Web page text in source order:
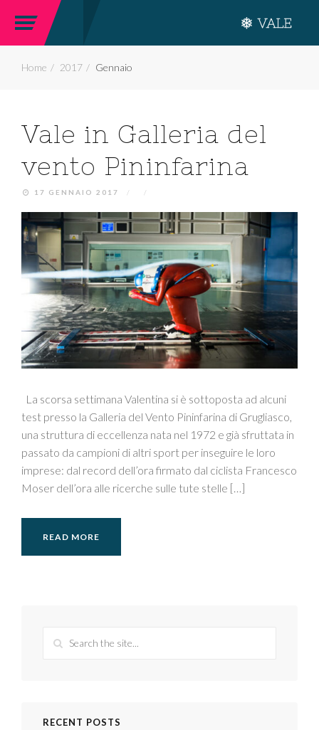
Home 2017 Gennaio
Vale in Galleria del
vento Pininfarina
17 GENNAIO 2017 / /
La scorsa settimana Valentina si è sottoposta ad alcuni
test presso la Galleria del Vento Pininfarina di Grugliasco,
una struttura di eccellenza nata nel 1972 e già sfruttata in
passato da campioni di altri sport per inseguire le loro
imprese: dal record dell’ora firmato dal ciclista Francesco
Moser dell’ora alle ricerche sulle tute stelle […]
READ MORE
RECENT POSTS